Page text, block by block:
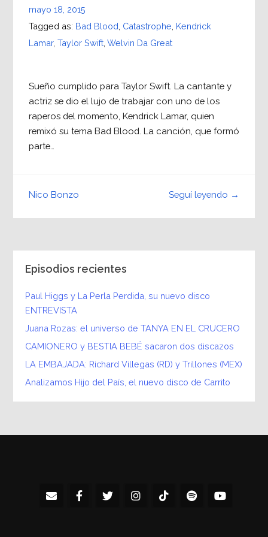
mayo 18, 2015
Tagged as: Bad Blood Catastrophe Kendrick
Lamar, Taylor Swift, Welvin Da Great
Sueño cumplido para Taylor Swift. La cantante y
actriz se dio el lujo de trabajar con uno de los
raperos del momento, Kendrick Lamar, quien
remixó su tema Bad Blood. La canción, que formó
parte…
Seguí leyendo →
Nico Bonzo
Episodios recientes
Paul Higgs y La Perla Perdida, su nuevo disco
ENTREVISTA
Juana Rozas: el universo de TANYA EN EL CRUCERO
CAMIONERO y BESTIA BEBÉ sacaron dos discazos
LA EMBAJADA: Richard Villegas (RD) y Trillones (MEX)
Analizamos Hijo del País, el nuevo disco de Carrito